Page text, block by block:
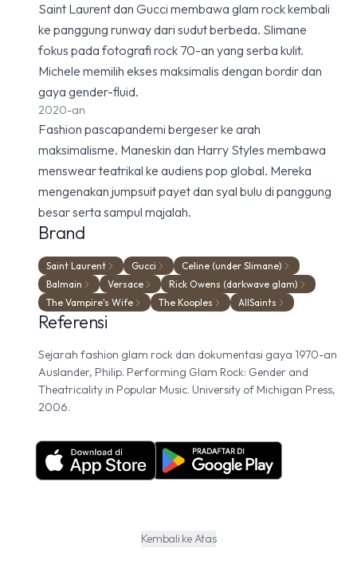
Saint Laurent dan Gucci membawa glam rock kembali
ke panggung runway dari sudut berbeda. Slimane
fokus pada fotografi rock 70-an yang serba kulit.
Michele memilih ekses maksimalis dengan bordir dan
gaya gender-fluid.
2020-an
Fashion pascapandemi bergeser ke arah
maksimalisme. Maneskin dan Harry Styles membawa
menswear teatrikal ke audiens pop global. Mereka
mengenakan jumpsuit payet dan syal bulu di panggung
besar serta sampul majalah.
Brand
Saint Laurent Gucci
Celine (under Slimane)
Balmain
Versace
Rick Owens (darkwave glam)
The Vampire's Wife
The Kooples AllSaints
Referensi
Sejarah fashion glam rock dan dokumentasi gaya 1970-an
Auslander, Philip. Performing Glam Rock: Gender and
Theatricality in Popular Music. University of Michigan Press,
2006.
Kembali ke Atas